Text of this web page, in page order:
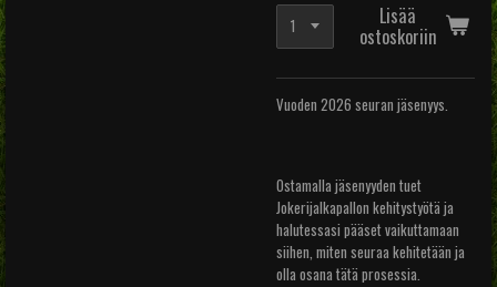
Lisää
ostoskoriin
Vuoden 2026 seuran jäsenyys.
Ostamalla jäsenyyden tuet
Jokerijalkapallon kehitystyötä ja
halutessasi pääset vaikuttamaan
siihen, miten seuraa kehitetään ja
olla osana tätä prosessia.